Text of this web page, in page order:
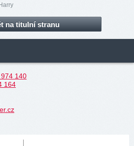
na titulní stranu
140
164